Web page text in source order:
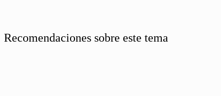
Recomendaciones sobre este tema